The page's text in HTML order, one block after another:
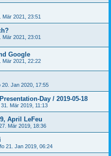
Mär 2021, 23:51
Mär 2021, 23:01
Google
Mär 2021, 22:22
20. Jan 2020, 17:55
Day / 2019-05-18
31. Mär 2019, 11:13
April LeFeu
Mär 2019, 18:36
21. Jan 2019, 06:24